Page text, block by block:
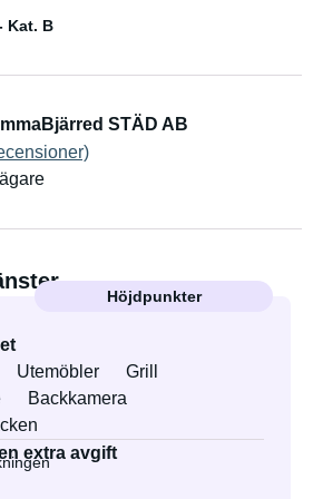
Kat. B
STÄD AB
Höjdpunkter
Utemöbler
Grill
Backkamera
extra avgift